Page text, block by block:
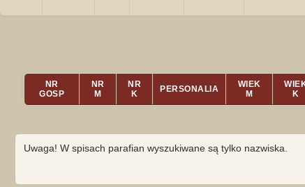
NR
GOSP
NR
M
NR
K
PERSONALIA
WIEK
M
K
Uwaga! W spisach parafian wyszukiwane są tylko nazwiska.